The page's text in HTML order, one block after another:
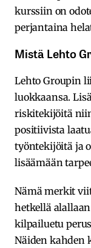
kurssiin on
perjantaina
Mistä Lehto
Lehto Groupin
luokkaansa.
riskitekijöitä
positiivista
työntekijöitä ja
lisäämään
Nämä merkit
hetkellä
kilpailuetu
Näiden kahden